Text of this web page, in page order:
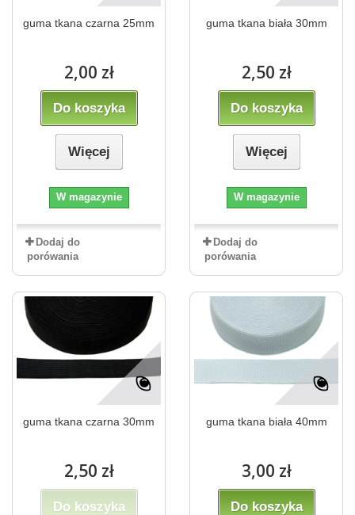
guma tkana czarna 25mm
2,00 zł
Do koszyka
Więcej
W magazynie
Dodaj do
porówania
guma tkana biała 30mm
2,50 zł
Do koszyka
Więcej
W magazynie
Dodaj do
porówania
guma tkana czarna 30mm
2,50 zł
Do koszyka
guma tkana biała 40mm
3,00 zł
Do koszyka